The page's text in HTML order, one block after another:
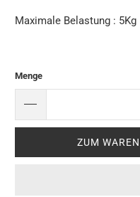
Maximale Belastung : 5Kg
Menge
ZUM